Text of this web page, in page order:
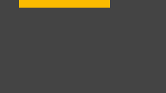
ПН–ВС10:00 – 21:00